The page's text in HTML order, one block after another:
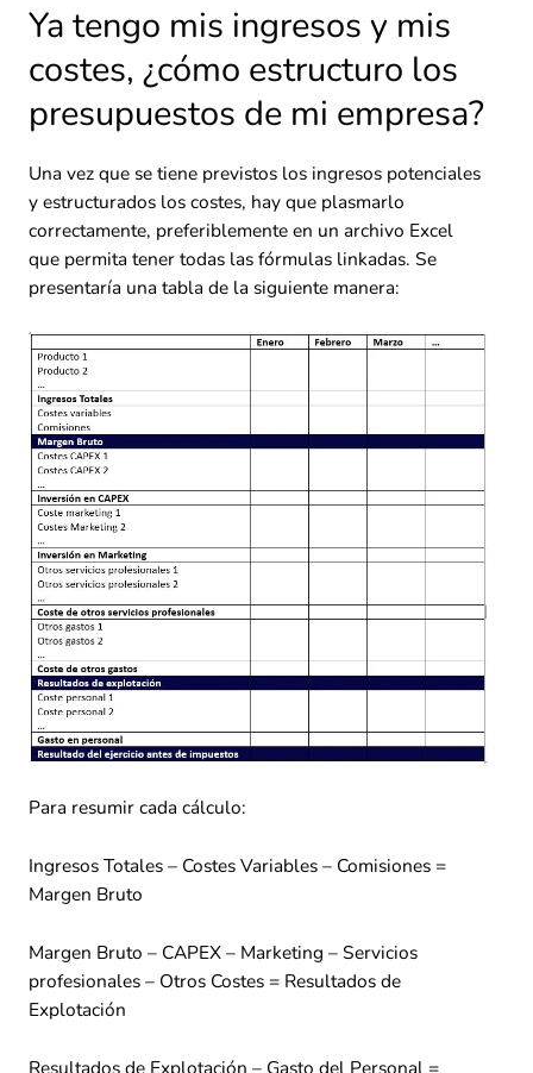
Ya tengo mis ingresos y mis
costes, ¿cómo estructuro los
presupuestos de mi empresa?
Una vez que se tiene previstos los ingresos potenciales
y estructurados los costes, hay que plasmarlo
correctamente, preferiblemente en un archivo Excel
que permita tener todas las fórmulas linkadas. Se
presentaría una tabla de la siguiente manera:
Para resumir cada cálculo:
Ingresos Totales – Costes Variables – Comisiones =
Margen Bruto
Margen Bruto – CAPEX – Marketing – Servicios
profesionales – Otros Costes = Resultados de
Explotación
Resultados de Explotación – Gasto del Personal =